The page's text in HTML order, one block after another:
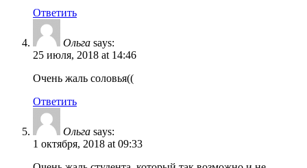
Ответить
Ольга says:
25 июля, 2018 at 14:46
Очень жаль соловья((
Ответить
Ольга says:
1 октября, 2018 at 09:33